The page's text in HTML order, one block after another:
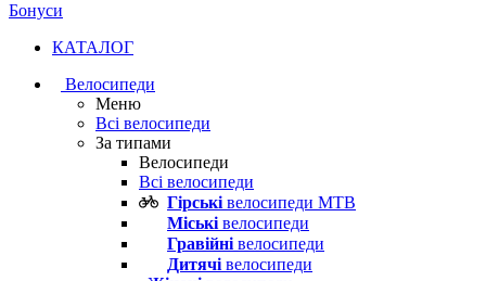
Бонуси
КАТАЛОГ
Велосипеди
Меню
Всі велосипеди
За типами
Велосипеди
Всі велосипеди
Гірські велосипеди MTB
Міські велосипеди
Гравійні велосипеди
Дитячі велосипеди